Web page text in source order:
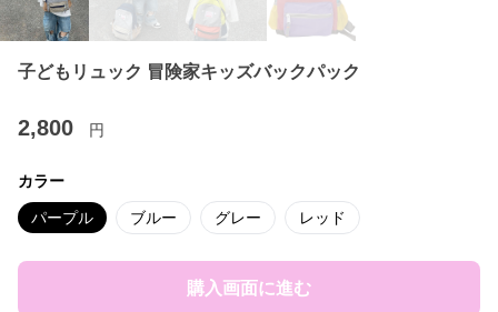
子どもリュック 冒険家キッズバックパック
2,800 円
カラー
パープル ブルー グレー レッド
購入画面に進む